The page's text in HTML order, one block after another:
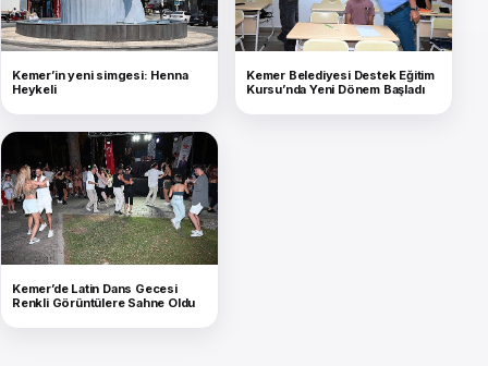
Kemer’in yeni simgesi: Henna
Heykeli
Kemer Belediyesi Destek Eğitim
Kursu’nda Yeni Dönem Başladı
Kemer’de Latin Dans Gecesi
Renkli Görüntülere Sahne Oldu